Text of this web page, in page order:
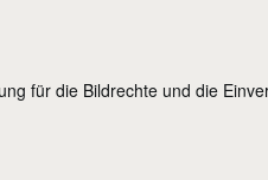
für die Bildrechte und die